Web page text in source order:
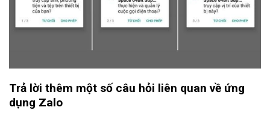
Trả lời thêm một số câu hỏi liên quan về ứng
dụng Zalo